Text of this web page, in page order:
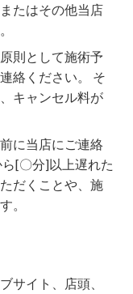
たはその他当店
則として施術予
絡ください。 そ
キャンセル料が
に当店にご連絡
[〇分]以上遅れた
だくことや、施
。
サイト、店頭、